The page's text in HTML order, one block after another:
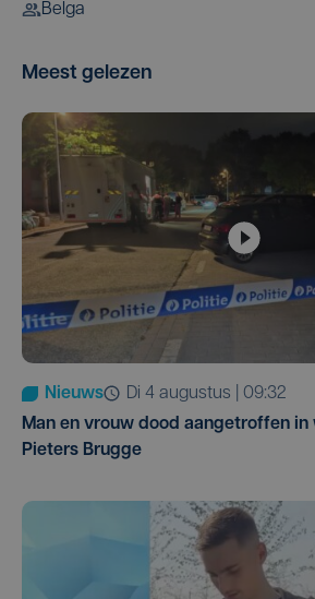
Belga
Meest gelezen
Nieuws
di 4 augustus | 09:32
Man en vrouw dood aangetroffen in
Pieters Brugge